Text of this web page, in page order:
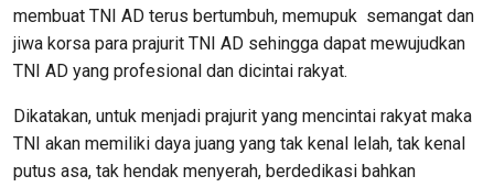
membuat TNI AD terus bertumbuh, memupuk semangat dan
jiwa korsa para prajurit TNI AD sehingga dapat mewujudkan
TNI AD yang profesional dan dicintai rakyat.
Dikatakan, untuk menjadi prajurit yang mencintai rakyat maka
TNI akan memiliki daya juang yang tak kenal lelah, tak kenal
putus asa, tak hendak menyerah, berdedikasi bahkan